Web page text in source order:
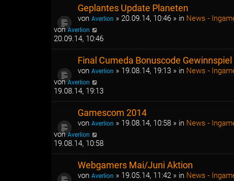
Geplantes Update Planeten
von Averlion » 20.09.14, 10:46 » in News -
vonAverlion
20.09.14, 10:46
Final Cumeda Bonuscode
von Averlion » 19.08.14, 19:13 » in News -
vonAverlion
19.08.14, 19:13
Gamescom 2014
von Averlion » 19.08.14, 10:58 » in News -
vonAverlion
19.08.14, 10:58
Webgamers Mai/Juni Aktion
von Averlion » 19.05.14, 11:42 » in News -